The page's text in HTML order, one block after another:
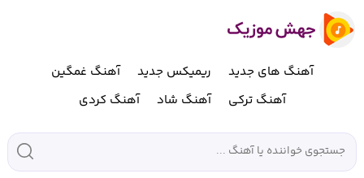
آهنگ های جدید ریمیکس جدید
آهنگ غمگین
آهنگ ترکی
آهنگ شاد آهنگ کردی